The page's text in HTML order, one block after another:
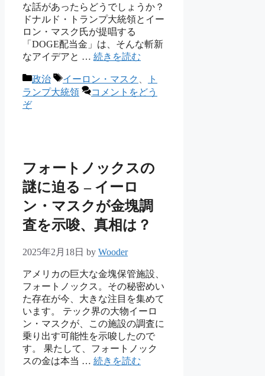
な話があったらどうでしょうか？
ドナルド・トランプ大統領とイー
ロン・マスク氏が提唱する
「DOGE配当金」は、そんな斬新
なアイデアと … 続きを読む
カ
テ
ゴ
政治
タ
グ
イーロン・マスク
ト
ランプ大統領
コメントをどう
ぞ
フォートノックスの
謎に迫る – イーロ
ン・マスクが金塊調
査を示唆、真相は？
2025年2月18日 by Wooder
アメリカの巨大な金塊保管施設、
フォートノックス。その秘密めい
た存在が今、大きな注目を集めて
います。 テック界の大物イーロ
ン・マスクが、この施設の調査に
乗り出す可能性を示唆したので
す。 果たして、フォートノック
スの金は本当 … 続きを読む